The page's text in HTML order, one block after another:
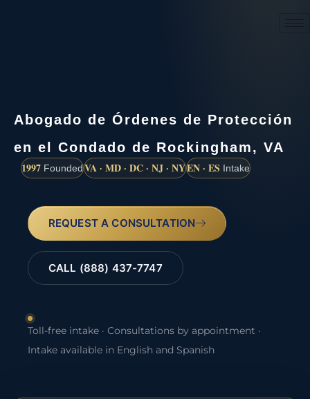
Abogado de Órdenes de Protección
en el Condado de Rockingham, VA
1997 FoundedVA · MD · DC · NJ · NYEN · ES Intake
REQUEST A CONSULTATION
CALL (888) 437-7747
Toll-free intake · Consultations by appointment ·
Intake available in English and Spanish